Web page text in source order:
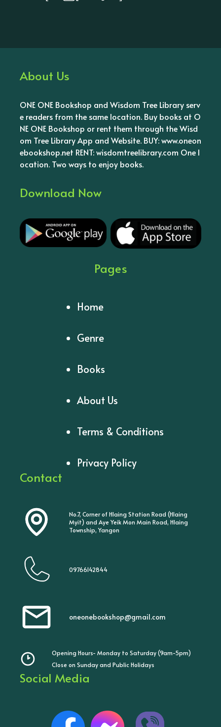
About Us
ONE ONE Bookshop and Wisdom Tree Library serv
e readers from the same location. Buy books at O
NE ONE Bookshop or rent them through the Wisd
om Tree Library App and Website. BUY: www.oneon
ebookshop.net RENT: wisdomtreelibrary.com One l
ocation. Two ways to enjoy books.
Download Now
Pages
Home
Genre
Books
About Us
Terms & Conditions
Privacy Policy
Contact
No.7, Corner of Hlaing Station Road (Hlaing
Myit) and Aye Yeik Mon Main Road, Hlaing
Township, Yangon
09766142844
oneonebookshop@gmail.com
Opening Hours- Monday to Saturday (9am-5pm)
Close on Sunday and Public Holidays
Social Media